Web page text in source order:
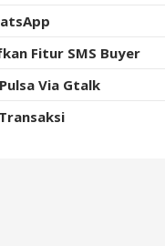
Fitur SMS Buyer
Via Gtalk